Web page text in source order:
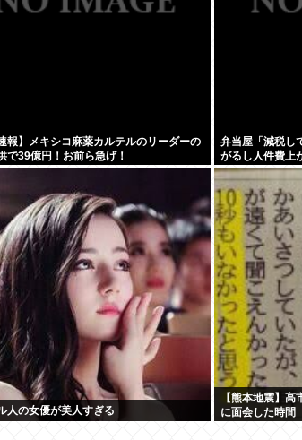
報】メキシコ麻薬カルテルのリーダーの
で39億円！お前ら急げ！
弁当屋「減税し
がるし人件費上
人の女優が美人すぎる
【熊本地震】
に面会した時間